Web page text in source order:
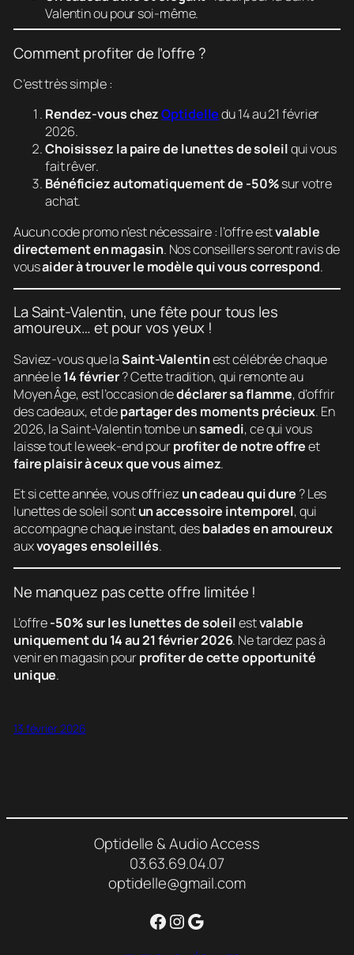
Valentin ou pour soi-même.
Comment profiter de l’offre ?
C’est très simple :
Rendez-vous chezOptidelledu 14 au 21 février
2026.
Choisissez la paire de lunettes de soleilqui vous
fait rêver.
Bénéficiez automatiquement de -50%sur votre
achat.
Aucun code promo n’est nécessaire : l’offre estvalable
directement en magasin. Nos conseillers seront ravis de
vousaider à trouver le modèle qui vous correspond.
La Saint-Valentin, une fête pour tous les
amoureux… et pour vos yeux !
Saviez-vous que laSaint-Valentinest célébrée chaque
année le14 février? Cette tradition, qui remonte au
Moyen Âge, est l’occasion dedéclarer sa flamme, d’offrir
des cadeaux, et departager des moments précieux. En
2026, la Saint-Valentin tombe unsamedi, ce qui vous
laisse tout le week-end pourprofiter de notre offreet
faire plaisir à ceux que vous aimez.
Et si cette année, vous offriez un cadeau qui dure ? Les
lunettes de soleil sontun accessoire intemporel, qui
accompagne chaque instant, desbalades en amoureux
auxvoyages ensoleillés.
Ne manquez pas cette offre limitée !
L’offre-50% sur les lunettes de soleilestvalable
uniquement du 14 au 21 février 2026. Ne tardez pas à
venir en magasin pourprofiter de cette opportunité
unique.
13 février 2026
Optidelle & Audio Access
03.63.69.04.07
optidelle@gmail.com
Facebook
Instagram
Google